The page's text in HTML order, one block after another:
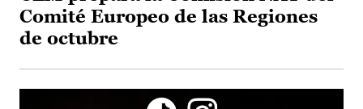
Comité Europeo de las Regiones
de octubre